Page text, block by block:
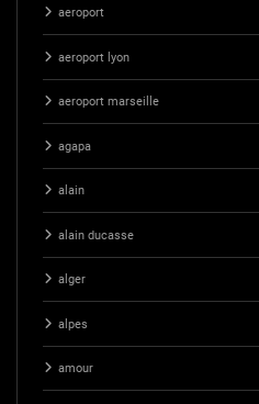
aeroport
aeroport lyon
aeroport marseille
agapa
alain
alain ducasse
alger
alpes
amour